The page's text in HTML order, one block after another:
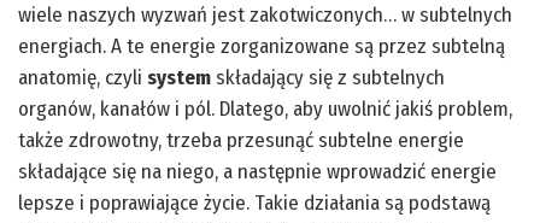
wiele naszych wyzwań jest zakotwiczonych… w subtelnych
energiach. A te energie zorganizowane są przez subtelną
anatomię, czyli system składający się z subtelnych
organów, kanałów i pól. Dlatego, aby uwolnić jakiś problem,
także zdrowotny, trzeba przesunąć subtelne energie
składające się na niego, a następnie wprowadzić energie
lepsze i poprawiające życie. Takie działania są podstawą